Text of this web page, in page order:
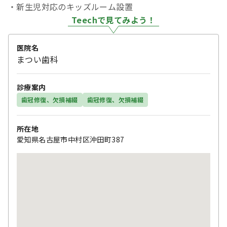
・新生児対応のキッズルーム設置
Teechで見てみよう！
医院名
まつい歯科
診療案内
歯冠修復、欠損補綴 歯冠修復、欠損補綴
所在地
愛知県名古屋市中村区沖田町387